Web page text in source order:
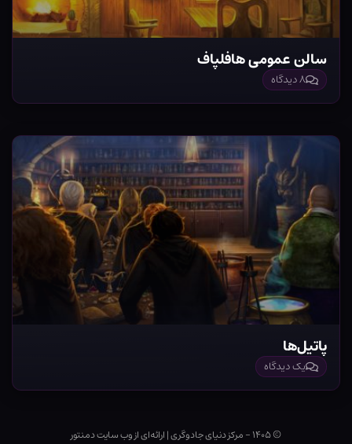
سالن عمومی هافلپاف
۸ دیدگاه
پاتیل‌ها
یک دیدگاه
© ۱۴۰۵ - مرکز دنیای جادوگری |ارائه‌ای از وب ‌سایت دمنتور